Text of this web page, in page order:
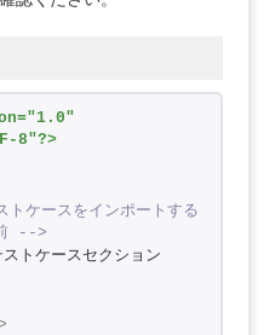
8"?>
ケースをインポートする
-->
ストケースセクション